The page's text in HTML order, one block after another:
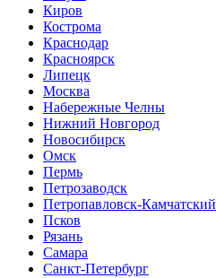
Киров
Кострома
Краснодар
Красноярск
Липецк
Москва
Набережные Челны
Нижний Новгород
Новосибирск
Омск
Пермь
Петрозаводск
Петропавловск-Камчатский
Псков
Рязань
Самара
Санкт-Петербург